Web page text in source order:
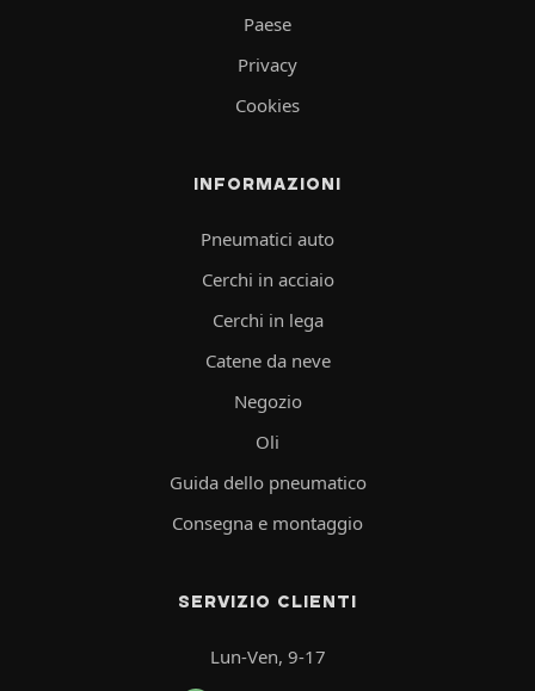
Paese
Privacy
Cookies
INFORMAZIONI
Pneumatici auto
Cerchi in acciaio
Cerchi in lega
Catene da neve
Negozio
Oli
Guida dello pneumatico
Consegna e montaggio
SERVIZIO CLIENTI
Lun-Ven, 9-17